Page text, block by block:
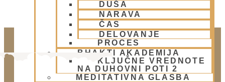
DUŠA
NARAVA
ČAS
DELOVANJE
PROCES
BHAKTI AKADEMIJA
KLJUČNE VREDNOTE
NA DUHOVNI POTI 2
MEDITATIVNA GLASBA